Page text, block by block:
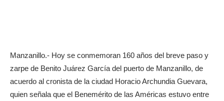
Manzanillo.- Hoy se conmemoran 160 años del breve paso y
zarpe de Benito Juárez García del puerto de Manzanillo, de
acuerdo al cronista de la ciudad Horacio Archundia Guevara,
quien señala que el Benemérito de las Américas estuvo entre